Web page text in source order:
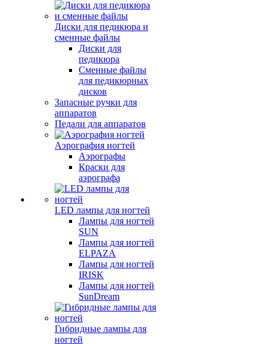
Диски для педикюра и
сменные файлы
Диски для
педикюра
Сменные файлы
для педикюрных
дисков
Запасные ручки для
аппаратов
Педали для аппаратов
Аэрография ногтей
Аэрографы
Краски для
аэрографа
LED лампы для ногтей
Лампы для ногтей
SUN
Лампы для ногтей
ELPAZA
Лампы для ногтей
IRISK
Лампы для ногтей
SunDream
Гибридные лампы для
ногтей